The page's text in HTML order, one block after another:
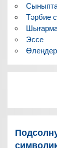
Тәрбие
Эссе
Өлеңдер